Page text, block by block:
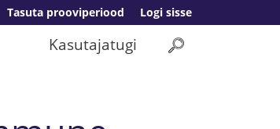
Logi sisse
Tasuta prooviperiood
Kasutajatugi